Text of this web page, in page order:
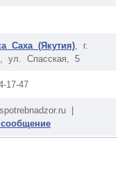
Саха (Якутия) , г.
ул. Спасская, 5
17-47
|